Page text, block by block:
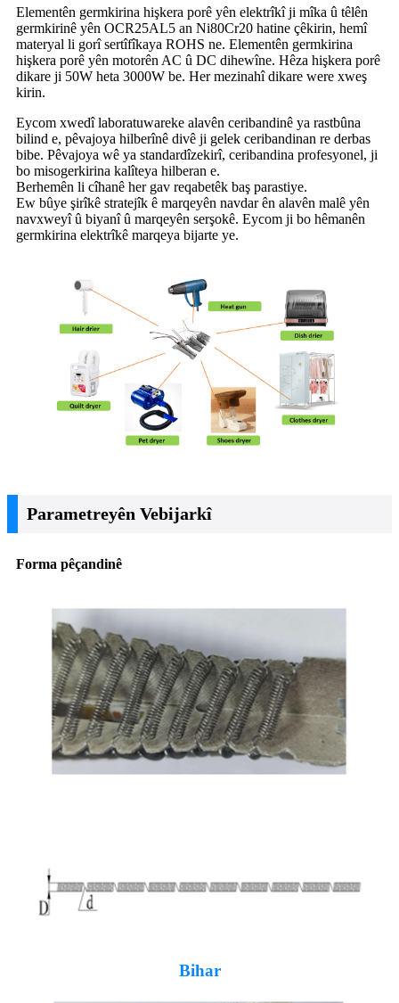
Elementên germkirina hişkera porê yên elektrîkî ji mîka û têlên
germkirinê yên OCR25AL5 an Ni80Cr20 hatine çêkirin, hemî
materyal li gorî sertîfîkaya ROHS ne. Elementên germkirina
hişkera porê yên motorên AC û DC dihewîne. Hêza hişkera porê
dikare ji 50W heta 3000W be. Her mezinahî dikare were xweş
kirin.
Eycom xwedî laboratuwareke alavên ceribandinê ya rastbûna
bilind e, pêvajoya hilberînê divê ji gelek ceribandinan re derbas
bibe. Pêvajoya wê ya standardîzekirî, ceribandina profesyonel, ji
bo misogerkirina kalîteya hilberan e.
Berhemên li cîhanê her gav reqabetêk baş parastiye.
Ew bûye şirîkê stratejîk ê marqeyên navdar ên alavên malê yên
navxweyî û biyanî û marqeyên serşokê. Eycom ji bo hêmanên
germkirina elektrîkê marqeya bijarte ye.
Parametreyên Vebijarkî
Forma pêçandinê
Bihar